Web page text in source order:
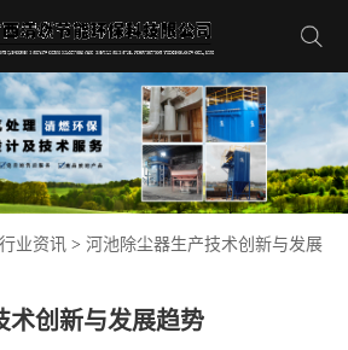
行业资讯 > 河池除尘器生产技术创新与发展
术创新与发展趋势